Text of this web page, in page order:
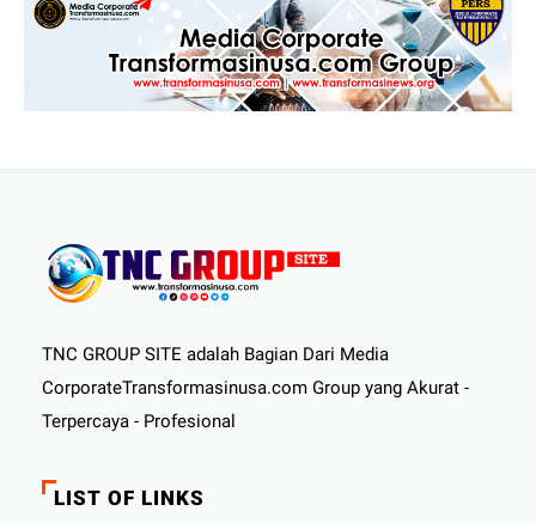
TNC GROUP SITE adalah Bagian Dari Media
CorporateTransformasinusa.com Group yang Akurat -
Terpercaya - Profesional
LIST OF LINKS